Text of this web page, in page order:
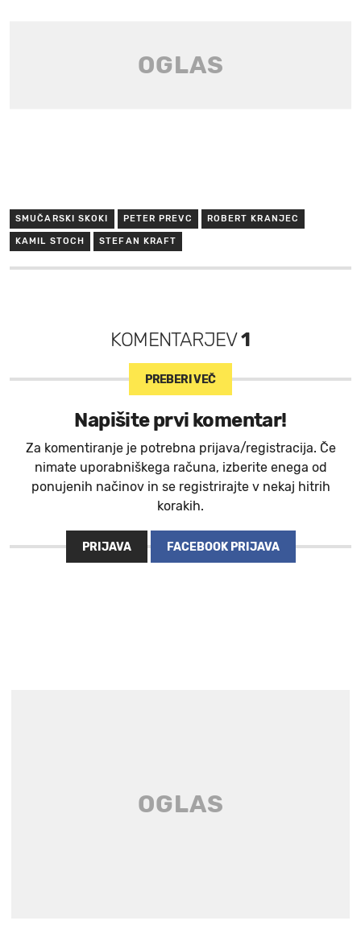
SMUČARSKI SKOKI PETER PREVC ROBERT KRANJEC
KAMIL STOCH STEFAN KRAFT
KOMENTARJEV1
PREBERI VEČ
Napišite prvi komentar!
Za komentiranje je potrebna prijava/registracija. Če
nimate uporabniškega računa, izberite enega od
ponujenih načinov in se registrirajte v nekaj hitrih
korakih.
PRIJAVA FACEBOOK PRIJAVA